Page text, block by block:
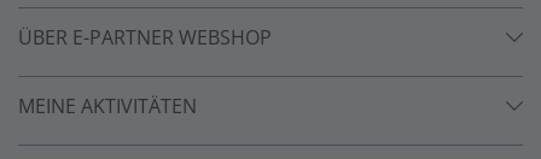
ÜBER E-PARTNER WEBSHOP
MEINE AKTIVITÄTEN